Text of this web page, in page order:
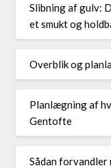
Slibning af gulv:
et smukt og
Overblik og
Planlægning af
Gentofte
Sådan